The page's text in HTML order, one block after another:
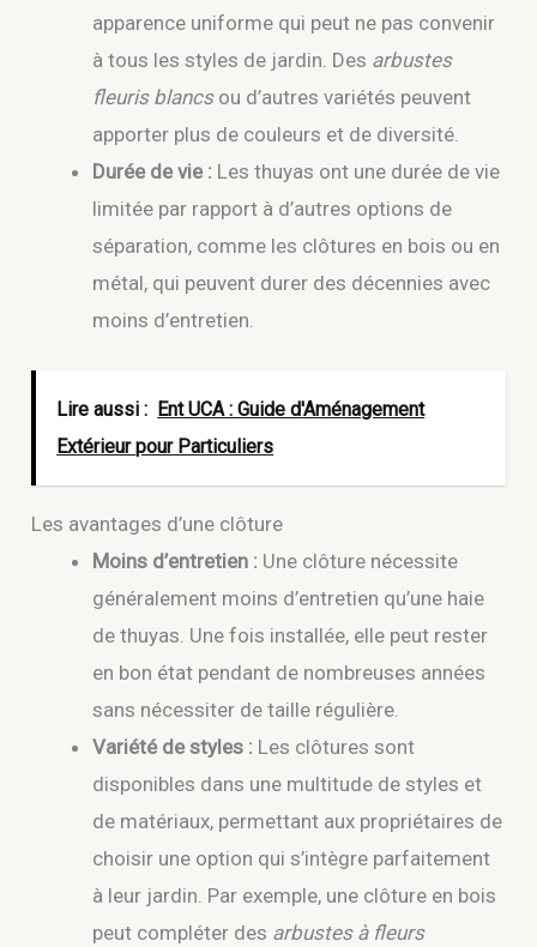
apparence uniforme qui peut ne pas convenir
à tous les styles de jardin. Des arbustes
fleuris blancsou d’autres variétés peuvent
apporter plus de couleurs et de diversité.
Durée de vie : Les thuyas ont une durée de vie
limitée par rapport à d’autres options de
séparation, comme les clôtures en bois ou en
métal, qui peuvent durer des décennies avec
moins d’entretien.
Lire aussi : Ent UCA : Guide d'Aménagement
Extérieur pour Particuliers
Les avantages d’une clôture
Moins d’entretien : Une clôture nécessite
généralement moins d’entretien qu’une haie
de thuyas. Une fois installée, elle peut rester
en bon état pendant de nombreuses années
sans nécessiter de taille régulière.
Variété de styles : Les clôtures sont
disponibles dans une multitude de styles et
de matériaux, permettant aux propriétaires de
choisir une option qui s’intègre parfaitement
à leur jardin. Par exemple, une clôture en bois
peut compléter des arbustes à fleurs